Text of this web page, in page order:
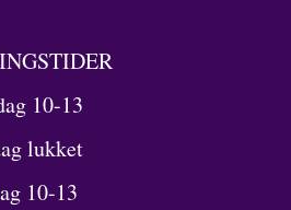
10-13
lukket
10-13